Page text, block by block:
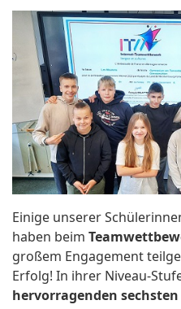
Einige unserer
haben beim
großem Engagement
Erfolg! In ihrer Niveau-
hervorragenden